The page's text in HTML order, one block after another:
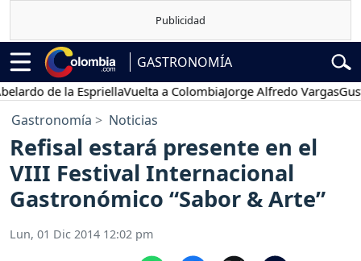
GASTRONOMÍA
de la EspriellaVuelta a ColombiaJorge Alfredo Vargas
Gastronomía Noticias
Refisal estará presente en el
VIII Festival Internacional
Gastronómico “Sabor & Arte”
Lun, 01 Dic 2014 12:02 pm